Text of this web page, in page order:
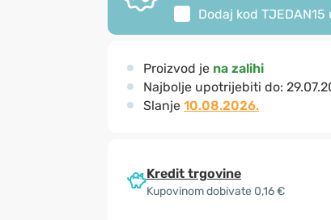
Dodaj kod TJEDAN15
Proizvod je na zalihi
Najbolje upotrijebiti do:
Slanje 10.08.2026.
Kredit trgovine
Kupovinom dobivate 0,16 €